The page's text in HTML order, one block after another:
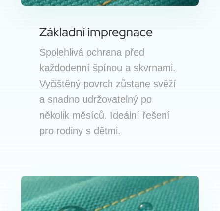
Základní impregnace
Spolehlivá ochrana před
každodenní špínou a skvrnami.
Vyčištěný povrch zůstane svěží
a snadno udržovatelný po
několik měsíců. Ideální řešení
pro rodiny s dětmi.